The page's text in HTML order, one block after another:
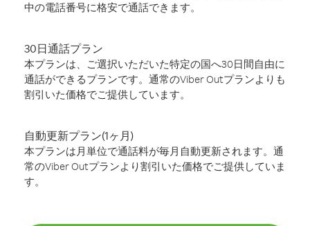
中の電話番号に格安で通話できます。
30日通話プラン
本プランは、ご選択いただいた特定の国へ30日間自由に
通話ができるプランです。通常のViber Outプランよりも
割引いた価格でご提供しています。
自動更新プラン(1ヶ月)
本プランは月単位で通話料が毎月自動更新されます。通
常のViber Outプランより割引いた価格でご提供していま
す。